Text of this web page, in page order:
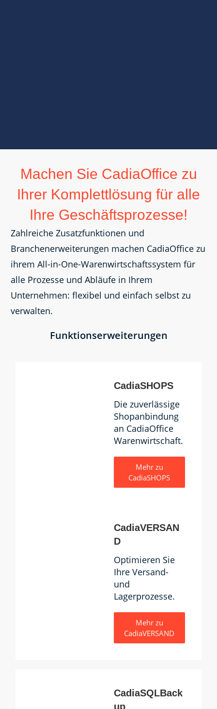
Machen Sie CadiaOffice zu
Ihrer Komplettlösung für alle
Ihre Geschäftsprozesse!
Zahlreiche Zusatzfunktionen und
Branchenerweiterungen machen CadiaOffice zu
ihrem All-in-One-Warenwirtschaftssystem für
alle Prozesse und Abläufe in Ihrem
Unternehmen: flexibel und einfach selbst zu
verwalten.
Funktionserweiterungen
CadiaSHOPS
Die zuverlässige
Shopanbindung
an CadiaOffice
Warenwirtschaft.
Mehr zu
CadiaSHOPS
CadiaVERSAN
D
Optimieren Sie
Ihre Versand-
und
Lagerprozesse.
Mehr zu
CadiaVERSAND
CadiaSQLBack
up